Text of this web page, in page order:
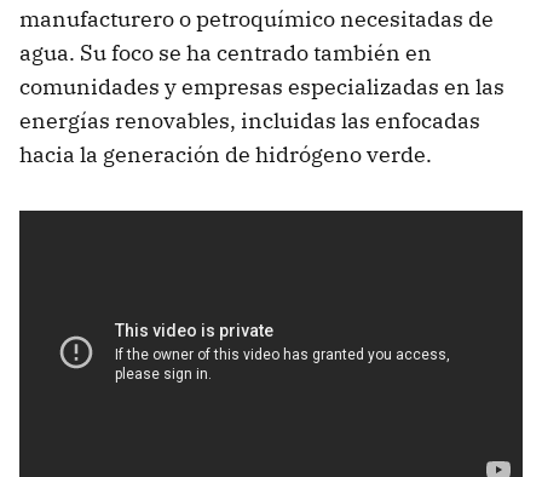
manufacturero o petroquímico necesitadas de
agua. Su foco se ha centrado también en
comunidades y empresas especializadas en las
energías renovables, incluidas las enfocadas
hacia la generación de hidrógeno verde.